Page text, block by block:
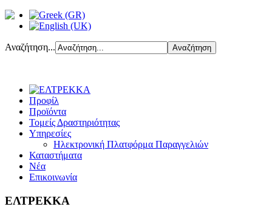
Αναζήτηση...
Προφίλ
Προϊόντα
Τομείς Δραστηριότητας
Υπηρεσίες
Ηλεκτρονική Πλατφόρμα Παραγγελιών
Καταστήματα
Νέα
Επικοινωνία
ΕΛΤΡΕΚΚΑ